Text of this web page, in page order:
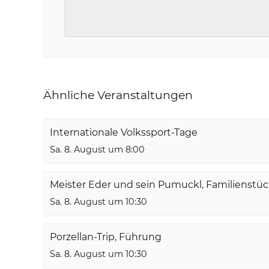
Ähnliche Veranstaltungen
Internationale Volkssport-Tage
Sa. 8. August um 8:00
Meister Eder und sein Pumuckl,
Sa. 8. August um 10:30
Porzellan-Trip, Führung
Sa. 8. August um 10:30